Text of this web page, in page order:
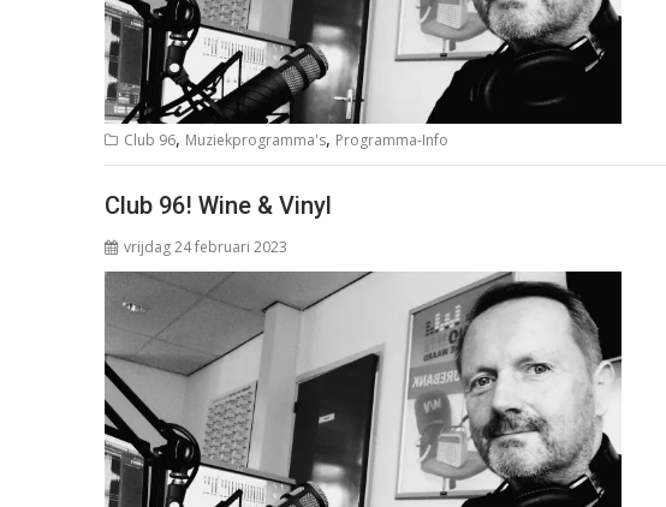
Club 96, Muziekprogramma's, Programma-Info
Club 96! Wine & Vinyl
vrijdag 24 februari 2023